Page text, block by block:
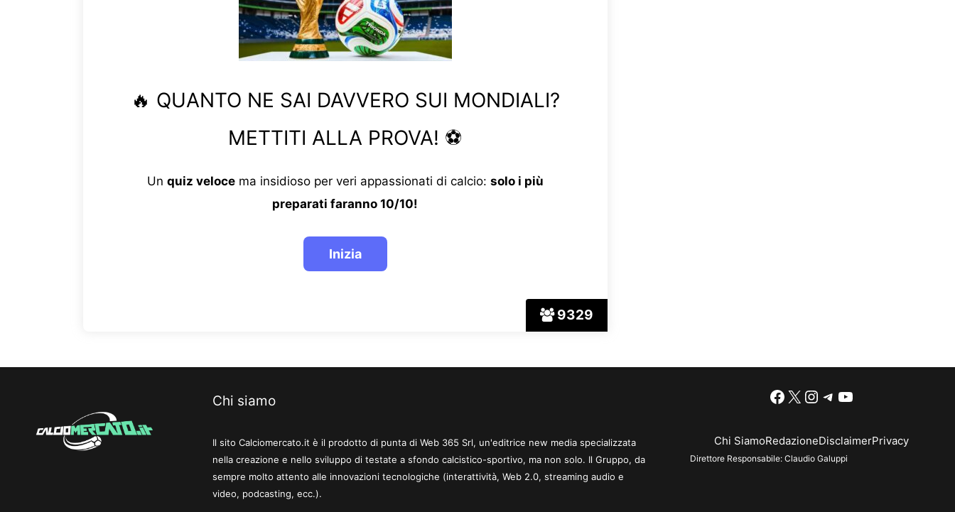
9329
🔥 QUANTO NE SAI DAVVERO SUI MONDIALI?
METTITI ALLA PROVA! ⚽
Un quiz velocema insidioso per veri appassionati di calcio: solo i più
preparati faranno 10/10!
Chi siamo
Il sito Calciomercato.it è il prodotto di punta di Web 365 Srl, un'editrice new media specializzata
nella creazione e nello sviluppo di testate a sfondo calcistico-sportivo, ma non solo. Il Gruppo, da
sempre molto attento alle innovazioni tecnologiche (interattività, Web 2.0, streaming audio e
video, podcasting, ecc.).
Facebook
X Instagram
Telegram
YouTube
Chi SiamoRedazioneDisclaimerPrivacy
Direttore Responsabile: Claudio Galuppi